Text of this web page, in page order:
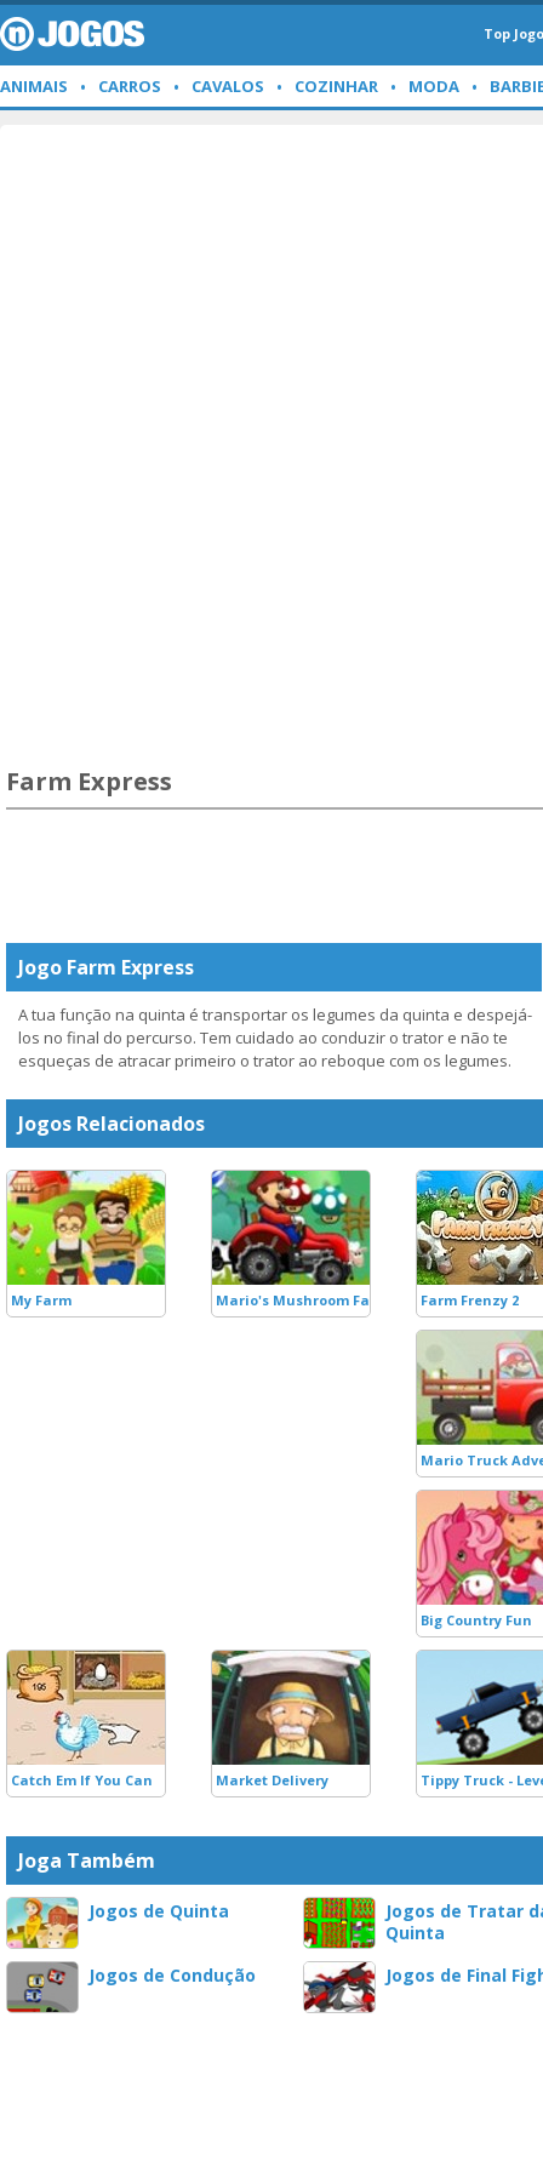
Top
ANIMAIS CARROS CAVALOS COZINHAR MODA
Farm Express
Jogo Farm Express
A tua função na quinta é transportar os legumes da quinta e despejá-
los no final do percurso. Tem cuidado ao conduzir o trator e não te
esqueças de atracar primeiro o trator ao reboque com os legumes.
Jogos Relacionados
My Farm Mario's Mushroom Farm Farm Frenzy 2
Mario Truck
Big Country Fun
Catch Em If You Can Market Delivery Tippy Truck -
Joga Também
Jogos de Quinta
Jogos de Tratar
Quinta
Jogos de Condução
Jogos de Final